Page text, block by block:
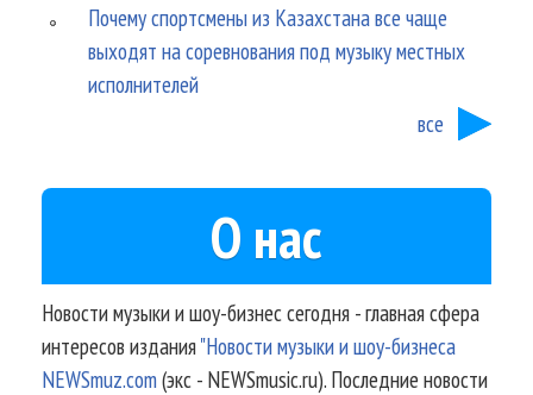
Почему спортсмены из Казахстана все чаще
выходят на соревнования под музыку местных
исполнителей
все
О нас
Новости музыки и шоу-бизнес сегодня - главная сфера
интересов издания"Новости музыки и шоу-бизнеса
NEWSmuz.com(экс - NEWSmusic.ru). Последние новости